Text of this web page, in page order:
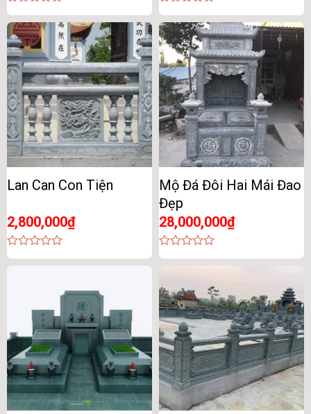
0
out
of
5
0
out
of
5
Lan Can Con Tiện
2,800,000₫
0
out
Mộ Đá Đôi Hai Mái Đao
Đẹp
28,000,000₫
0
5